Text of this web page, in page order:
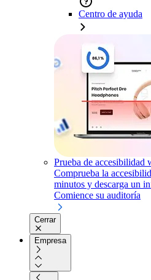
Centro de ayuda
Prueba de accesibilidad
Comprueba la
minutos y descarga un
Comience su auditoría
Cerrar
Empresa